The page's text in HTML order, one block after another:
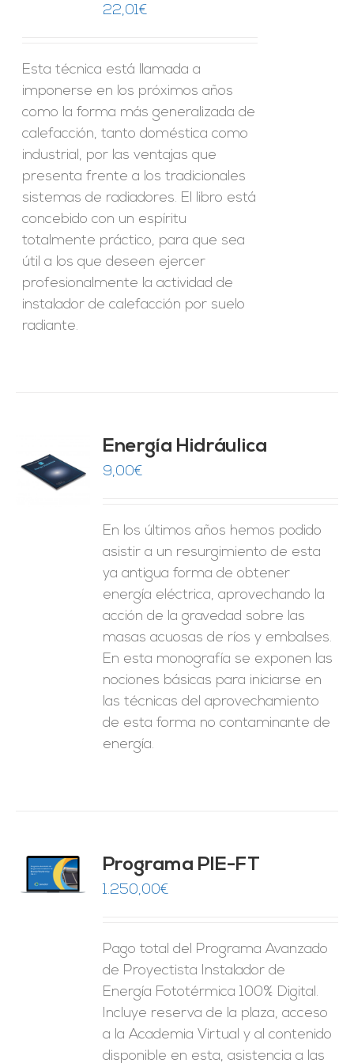
22,01€
Esta técnica está llamada a
imponerse en los próximos años
como la forma más generalizada de
calefacción, tanto doméstica como
industrial, por las ventajas que
presenta frente a los tradicionales
sistemas de radiadores. El libro está
concebido con un espíritu
totalmente práctico, para que sea
útil a los que deseen ejercer
profesionalmente la actividad de
instalador de calefacción por suelo
radiante.
Energía Hidráulica
9,00€
En los últimos años hemos podido
asistir a un resurgimiento de esta
ya antigua forma de obtener
energía eléctrica, aprovechando la
acción de la gravedad sobre las
masas acuosas de ríos y embalses.
En esta monografía se exponen las
nociones básicas para iniciarse en
las técnicas del aprovechamiento
de esta forma no contaminante de
energía.
Programa PIE-FT
1.250,00€
Pago total del Programa Avanzado
de Proyectista Instalador de
Energía Fototérmica 100% Digital.
Incluye reserva de la plaza, acceso
a la Academia Virtual y al contenido
disponible en esta, asistencia a las